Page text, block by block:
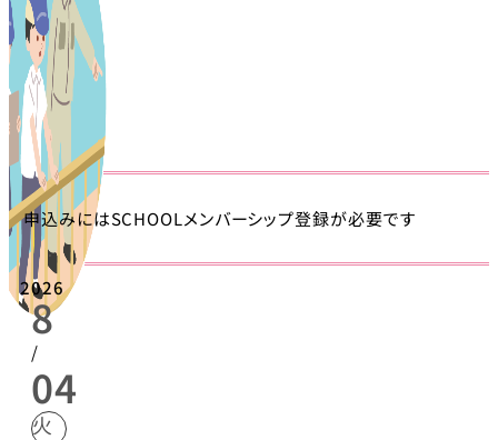
申込みにはSCHOOLメンバーシップ登録が必要です
2026
8
/
04
火